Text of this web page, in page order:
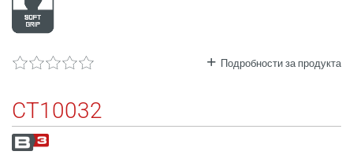
Подробности за продукта
CT10032